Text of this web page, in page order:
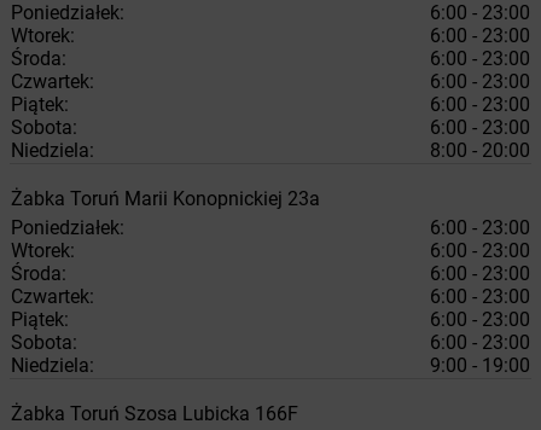
Poniedziałek:
6:00 - 23:00
Wtorek:
6:00 - 23:00
Środa:
6:00 - 23:00
Czwartek:
6:00 - 23:00
Piątek:
6:00 - 23:00
Sobota:
6:00 - 23:00
Niedziela:
8:00 - 20:00
Żabka Toruń Marii Konopnickiej 23a
Poniedziałek:
6:00 - 23:00
Wtorek:
6:00 - 23:00
Środa:
6:00 - 23:00
Czwartek:
6:00 - 23:00
Piątek:
6:00 - 23:00
Sobota:
6:00 - 23:00
Niedziela:
9:00 - 19:00
Żabka Toruń Szosa Lubicka 166F